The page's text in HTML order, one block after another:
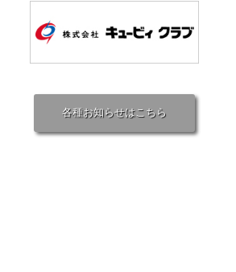
各種お知らせはこちら